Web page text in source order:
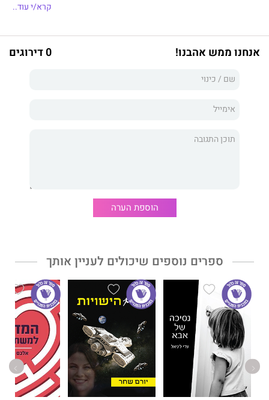
קרא/י עוד..
אנחנו ממש אהבנו! 0 דירוגים
הוספת הערה
ספרים נוספים שיכולים לעניין אותך